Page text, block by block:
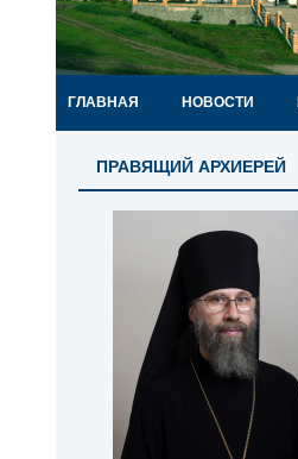
ГЛАВНАЯ НОВОСТИ
ПРАВЯЩИЙ АРХИЕРЕЙ